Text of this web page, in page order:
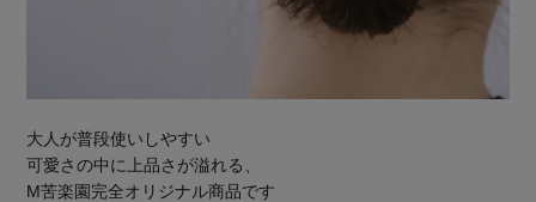
大人が普段使いしやすい
可愛さの中に上品さが溢れる、
M苦楽園完全オリジナル商品です